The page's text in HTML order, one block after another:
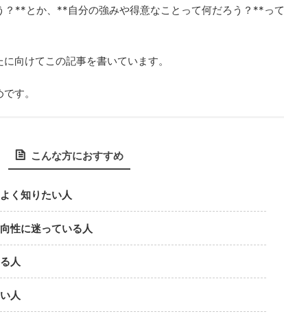
？**とか、**自分の強みや得意なことって何だろう？**って
向けてこの記事を書いています。
す。
こんな方におすすめ
く知りたい人
性に迷っている人
人
人